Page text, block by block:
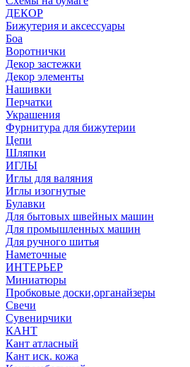
ДЕКОР
Бижутерия и аксессуары
Боа
Воротнички
Декор застежки
Декор элементы
Нашивки
Перчатки
Украшения
Фурнитура для бижутерии
Цепи
Шляпки
ИГЛЫ
Иглы для валяния
Иглы изогнутые
Булавки
Для бытовых швейных машин
Для промышленных машин
Для ручного шитья
Наметочные
ИНТЕРЬЕР
Миниатюры
Пробковые доски,органайзеры
Свечи
Сувенирчики
КАНТ
Кант атласный
Кант иск. кожа